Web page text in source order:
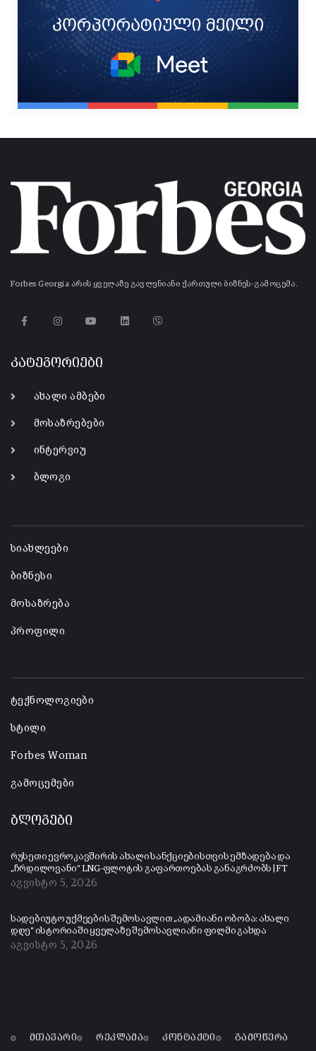
Forbes Georgia არის ყველაზე გავლენიანი ქართული ბიზნეს-გამოცემა.
კატეგორიები
ახალი ამბები
მოსაზრებები
ინტერვიუ
ბლოგი
სიახლეები
ბიზნესი
მოსაზრება
პროფილი
ტექნოლოგიები
სტილი
Forbes Woman
გამოცემები
ბლოგები
რუსეთი ევროკავშირის ახალი სანქციებისთვის ემზადება და
„ჩრდილოვანი“ LNG-ფლოტის გაფართოებას განაგრძობს | FT
აგვისტო 5, 2026
სადებიუტო უქმეების შემოსავლით „ადამიანი ობობა: ახალი
დღე“ ისტორიაში ყველაზე შემოსავლიანი ფილმი გახდა
აგვისტო 5, 2026
მთავარი რეკლამა კონტაქტი გამოწერა